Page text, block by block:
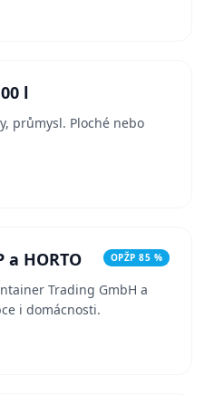
l
průmysl. Ploché nebo
HORTO OPŽP 85 %
Trading GmbH a
i domácnosti.